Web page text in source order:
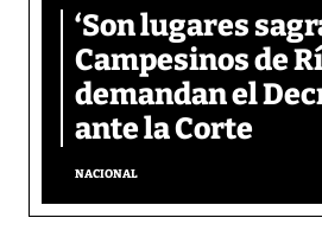
‘Son lugares
Campesinos de
demandan el
ante la Corte
NACIONAL